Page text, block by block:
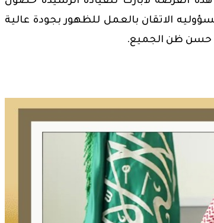
الذي يحملنا دائماً مسؤوليه الاتقان بالعمل للظهور بجودة عالية
حسن ظن الجميع.